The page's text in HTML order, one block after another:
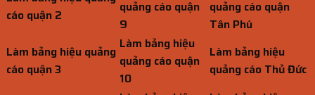
cáo quận 2
quảng cáo quận
9
quảng cáo quận
Tân Phú
Làm bảng hiệu quảng
cáo quận 3
Làm bảng hiệu
quảng cáo quận
10
Làm bảng hiệu
quảng cáo Thủ Đức